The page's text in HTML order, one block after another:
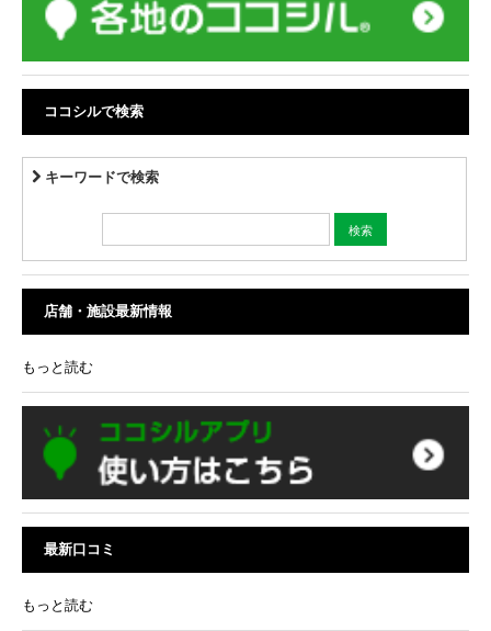
ココシルで検索
キーワードで検索
店舗・施設最新情報
もっと読む
最新口コミ
もっと読む